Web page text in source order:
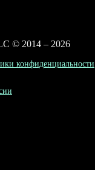
© 2014 – 2026
конфиденциальности